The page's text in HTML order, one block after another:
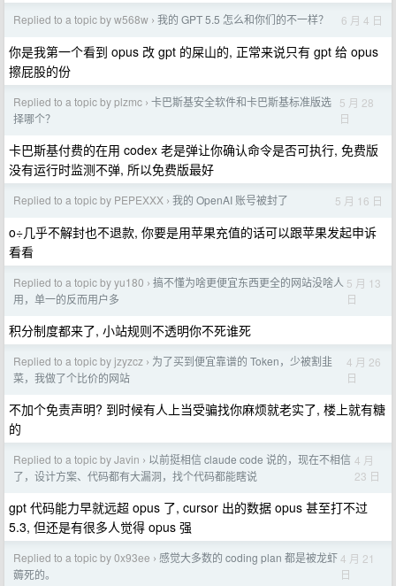
Replied to a topic by w568w › 我的 GPT 5.5 怎么和你们的不一样？ 6 月 4 日
你是我第一个看到 opus 改 gpt 的屎山的, 正常来说只有 gpt 给 opus
擦屁股的份
Replied to a topic by plzmc › 卡巴斯基安全软件和卡巴斯基标准版选
择哪个？
5 月 28
日
卡巴斯基付费的在用 codex 老是弹让你确认命令是否可执行, 免费版
没有运行时监测不弹, 所以免费版最好
Replied to a topic by PEPEXXX › 我的 OpenAI 账号被封了 5 月 16 日
o÷几乎不解封也不退款, 你要是用苹果充值的话可以跟苹果发起申诉
看看
Replied to a topic by yu180 › 搞不懂为啥更便宜东西更全的网站没啥人
用，单一的反而用户多
5 月 13
日
积分制度都来了, 小站规则不透明你不死谁死
Replied to a topic by jzyzcz › 为了买到便宜靠谱的 Token，少被割韭
菜，我做了个比价的网站
4 月 26
日
不加个免责声明? 到时候有人上当受骗找你麻烦就老实了, 楼上就有糖
的
Replied to a topic by Javin › 以前挺相信 claude code 说的，现在不相信
了，设计方案、代码都有大漏洞，找个代码都能瞎说
4 月
23 日
gpt 代码能力早就远超 opus 了, cursor 出的数据 opus 甚至打不过
5.3, 但还是有很多人觉得 opus 强
Replied to a topic by 0x93ee › 感觉大多数的 coding plan 都是被龙虾
薅死的。
4 月 21
日